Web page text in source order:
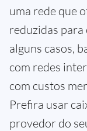
uma rede que
reduzidas
alguns casos,
com redes
com custos
Prefira usar
provedor do